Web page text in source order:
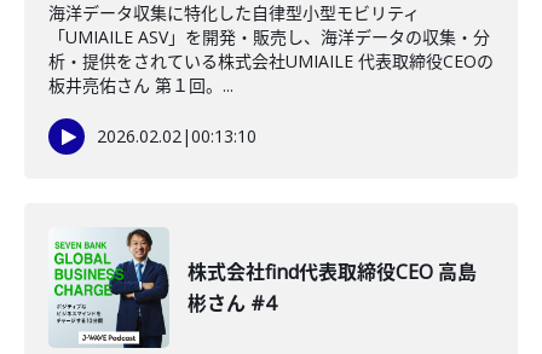
海洋データ収集に特化した自律型小型モビリティ
「UMIAILE ASV」を開発・販売し、海洋データの収集・分
析・提供をされている株式会社UMIAILE 代表取締役CEOの
板井亮佑さん 第１回。...
2026.02.02|00:13:10
株式会社find代表取締役CEO 高島
彬さん #4